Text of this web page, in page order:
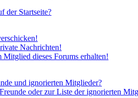
der Startseite?
Nachrichten!
dieses Forums erhalten!
und ignorierten Mitglieder?
oder zur Liste der ignorierten